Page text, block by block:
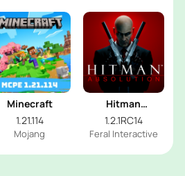
Minecraft
1.21.114
Mojang
Hitman
Absolution
1.2.1RC14
Feral Interactive